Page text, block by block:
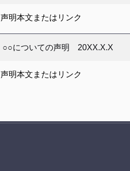
声明本文またはリンク
○○についての声明 20XX.X.X
声明本文またはリンク